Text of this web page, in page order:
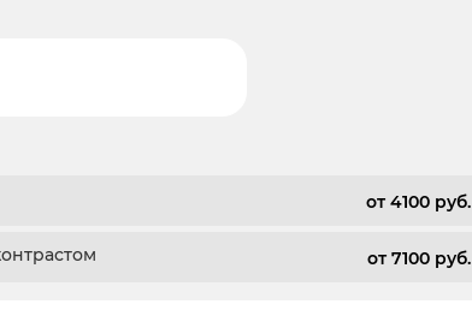
от 4100 pуб.
от 7100 pуб.